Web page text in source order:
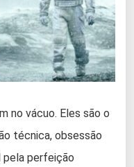
no vácuo. Eles são o
técnica, obsessão
pela perfeição